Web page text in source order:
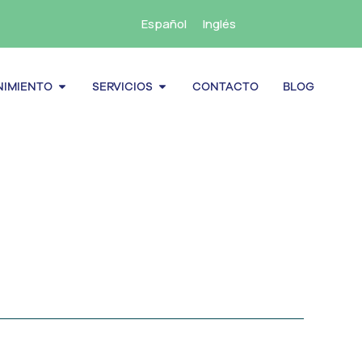
Español Inglés
Abrir Mantenimiento
SERVICIOS Abrir Servicios
CONTACTO BLOG